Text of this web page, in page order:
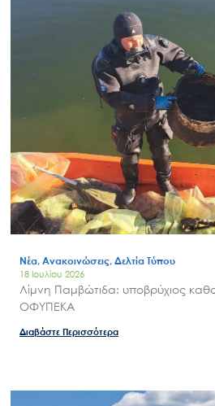
Νέα, Ανακοινώσεις, Δελτία Τύπου
18 Ιουλίου 2026
Λίμνη Παμβώτιδα: υποβρύχιος
ΟΦΥΠΕΚΑ
Διαβάστε Περισσότερα